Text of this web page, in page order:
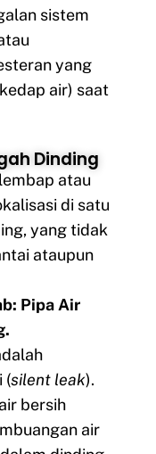
sistem
yang
air) saat
Dinding
atau
di satu
yang tidak
ataupun
Pipa Air
(silent leak).
bersih
air